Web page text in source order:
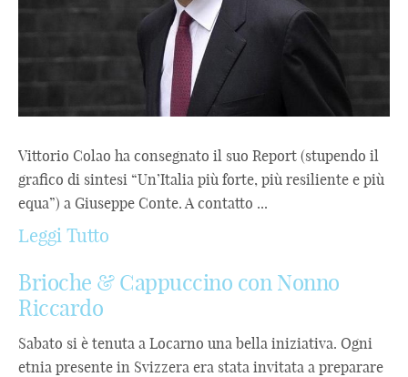
Vittorio Colao ha consegnato il suo Report (stupendo il
grafico di sintesi “Un’Italia più forte, più resiliente e più
equa”) a Giuseppe Conte. A contatto ...
Leggi Tutto
Brioche & Cappuccino con Nonno
Riccardo
Sabato si è tenuta a Locarno una bella iniziativa. Ogni
etnia presente in Svizzera era stata invitata a preparare